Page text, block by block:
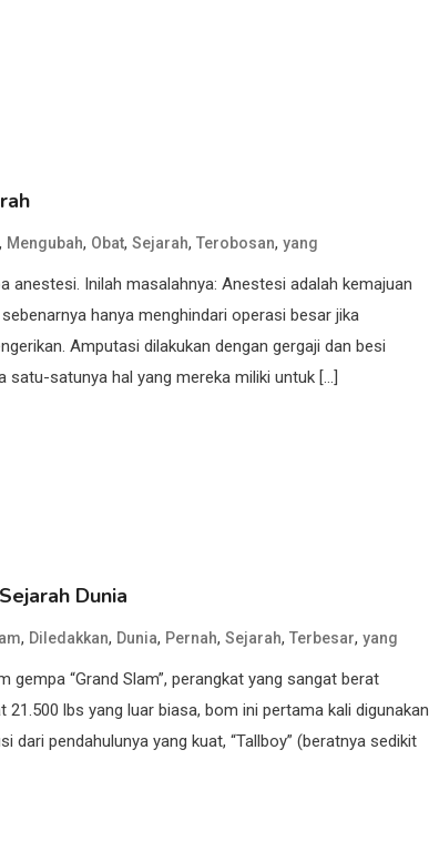
, Mengubah, Obat, Sejarah, Terobosan, yang
anestesi. Inilah masalahnya: Anestesi adalah kemajuan
hanya menghindari operasi besar jika
Amputasi dilakukan dengan gergaji dan besi
satu-satunya hal yang mereka miliki untuk […]
Dunia
, Diledakkan, Dunia, Pernah, Sejarah, Terbesar, yang
gempa “Grand Slam”, perangkat yang sangat berat
lbs yang luar biasa, bom ini pertama kali digunakan
pendahulunya yang kuat, “Tallboy” (beratnya sedikit